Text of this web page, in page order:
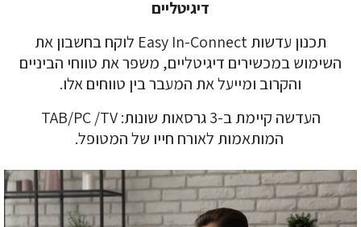
דיגיטליים
תכנון עדשותEasy In-Connectלוקח בחשבון את
השימוש במכשירים דיגיטליים, משפר את טווחי הביניים
והקרוב ומייעל את המעבר בין טווחים אלו.
העדשה קיימת ב-3 גרסאות שונות:
TAB/PC/TV
המותאמות לאורח חייו של המטופל.